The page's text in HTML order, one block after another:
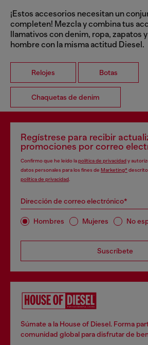
¡Estos accesorios necesitan un
completen! Mezcla y combina tus
llamativos con denim, ropa, zapatos
hombre con la misma actitud Diesel.
Relojes Botas
Chaquetas de denim
Regístrese para recibir
promociones por correo
Confirmo que he leído lapolítica de privacidady
datos personales para los fines de Marketing*
política de privacidad
Dirección de correo electrónico*
Hombres Mujeres No
Suscríbete
Súmate a la House of Diesel. Forma
comunidad global para disfrutar de